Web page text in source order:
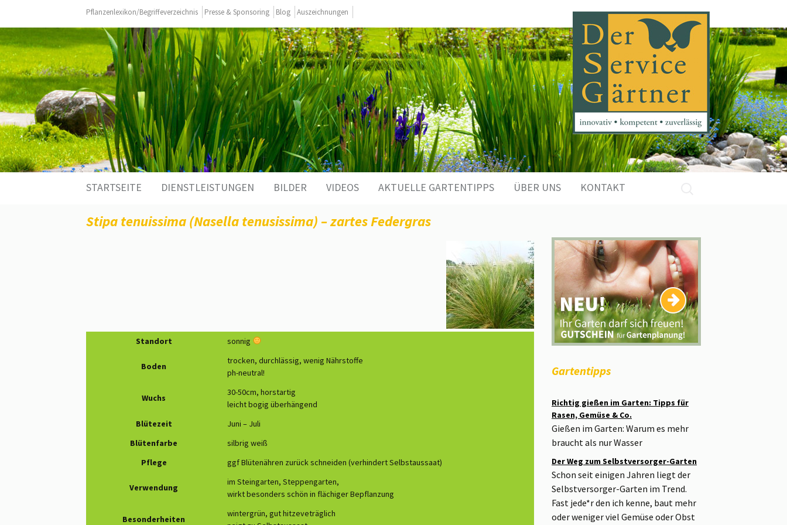
Pflanzenlexikon/Begriffeverzeichnis Presse & Sponsoring Blog Auszeichnungen
Inhalt
STARTSEITE DIENSTLEISTUNGEN BILDER VIDEOS AKTUELLE GARTENTIPPS ÜBER UNS KONTAKT
Stipa tenuissima (Nasella tenusissima) – zartes Federgras
Standort sonnig
Boden
trocken, durchlässig, wenig Nährstoffe
ph-neutral!
Wuchs
30-50cm, horstartig
leicht bogig überhängend
Blütezeit
Juni – Juli
Blütenfarbe
silbrig weiß
Pflege
ggf Blütenähren zurück schneiden (verhindert Selbstaussaat)
Verwendung
im Steingarten, Steppengarten,
wirkt besonders schön in flächiger Bepflanzung
Besonderheiten
wintergrün, gut hitzeveträglich
Gartentipps
Richtig gießen im Garten: Tipps für
Rasen, Gemüse & Co.
Gießen im Garten: Warum es mehr
braucht als nur Wasser
Der Weg zum Selbstversorger-Garten
Schon seit einigen Jahren liegt der
Selbstversorger-Garten im Trend.
Fast jede*r den ich kenne, baut mehr
oder weniger viel Gemüse oder Obst